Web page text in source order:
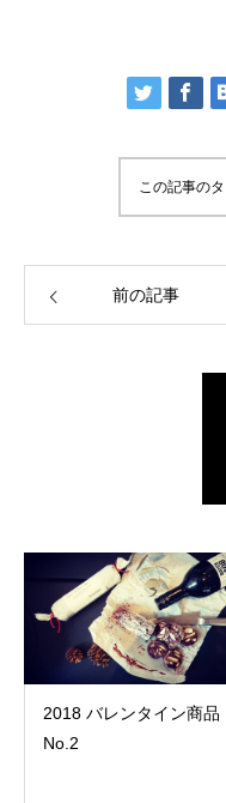
この記事の
前の記事
2018 バレンタイン商品
No.2